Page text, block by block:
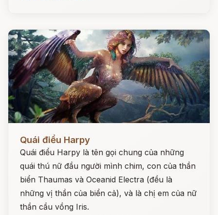
Quái điểu Harpy
Quái điểu Harpy là tên gọi chung của những
quái thú nữ đầu người mình chim, con của thần
biển Thaumas và Oceanid Electra (đều là
những vị thần của biển cả), và là chị em của nữ
thần cầu vồng Iris.